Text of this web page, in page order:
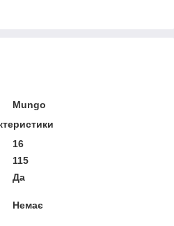
Mungo
16
115
Да
Немає